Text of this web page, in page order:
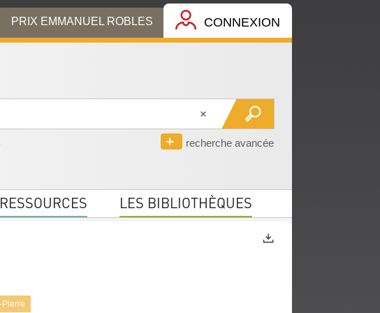
PRIX EMMANUEL ROBLES CONNEXION
recherche avancée
RESSOURCES LES BIBLIOTHÈQUES
Pierre